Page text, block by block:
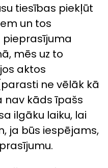
tiesības piekļūt
un tos
mēs uz to
aktos
ne vēlāk kā
nav kāds īpašs
ilgāku laiku, lai
ja būs iespējams,